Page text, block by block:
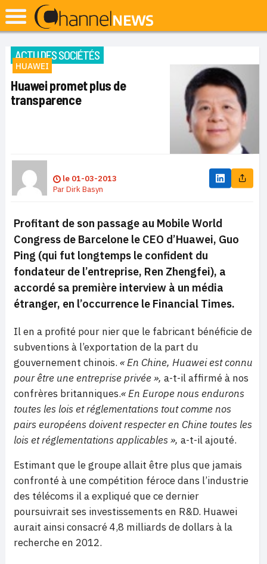
ACTU DES SOCIÉTÉS
HUAWEI
Huawei promet plus de
transparence
le 01-03-2013
ParDirk Basyn
Profitant de son passage au Mobile World
Congress de Barcelone le CEO d’Huawei, Guo
Ping (qui fut longtemps le confident du
fondateur de l’entreprise, Ren Zhengfei), a
accordé sa première interview à un média
étranger, en l’occurrence le Financial Times.
Il en a profité pour nier que le fabricant bénéficie de
subventions à l’exportation de la part du
gouvernement chinois. « En Chine, Huawei est connu
pour être une entreprise privée », a-t-il affirmé à nos
confrères britanniques.« En Europe nous endurons
toutes les lois et réglementations tout comme nos
pairs européens doivent respecter en Chine toutes les
lois et réglementations applicables », a-t-il ajouté.
Estimant que le groupe allait être plus que jamais
confronté à une compétition féroce dans l’industrie
des télécoms il a expliqué que ce dernier
poursuivrait ses investissements en R&D. Huawei
aurait ainsi consacré 4,8 milliards de dollars à la
recherche en 2012.